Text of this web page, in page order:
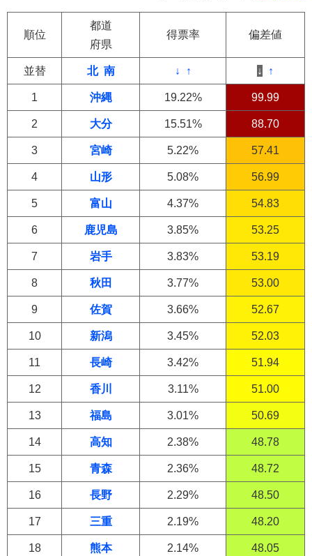
順位
都道
府県
得票率 偏差値
並替 北 南 ↓ ↑ ↓ ↑
1 沖縄 19.22% 99.99
2 大分 15.51% 88.70
3 宮崎 5.22% 57.41
4 山形 5.08% 56.99
5 富山 4.37% 54.83
6 鹿児島 3.85% 53.25
7 岩手 3.83% 53.19
8 秋田 3.77% 53.00
9 佐賀 3.66% 52.67
10 新潟 3.45% 52.03
11 長崎 3.42% 51.94
12 香川 3.11% 51.00
13 福島 3.01% 50.69
14 高知 2.38% 48.78
15 青森 2.36% 48.72
16 長野 2.29% 48.50
17 三重 2.19% 48.20
18 熊本 2.14% 48.05